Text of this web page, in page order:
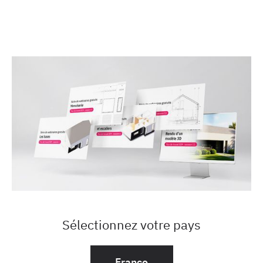
Sélectionnez votre pays